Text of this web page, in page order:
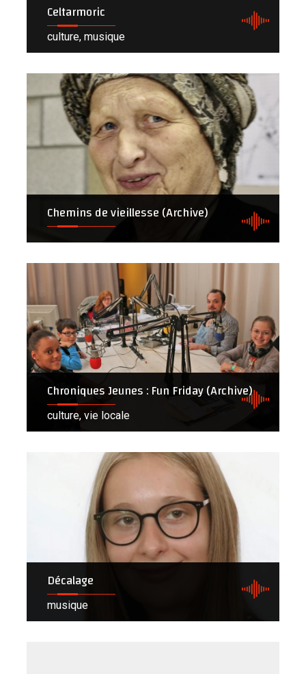
Celtarmoric
culture, musique
Chemins de vieillesse (Archive)
Chroniques Jeunes : Fun Friday (Archive)
culture, vie locale
Décalage
musique